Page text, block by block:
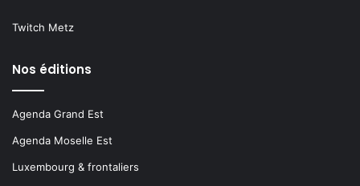
Twitch Metz
Nos éditions
Agenda Grand Est
Agenda Moselle Est
Luxembourg & frontaliers